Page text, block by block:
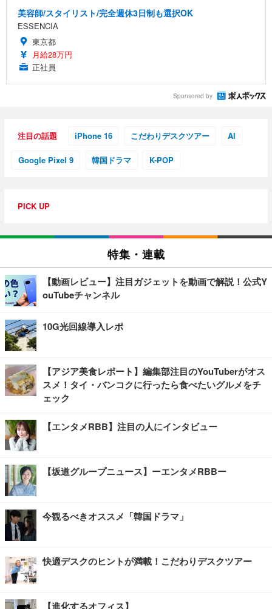
美容師/スタイリスト/完全週休3日制も選択OK
ESSENCIA
東京都
月給28万円
正社員
Sponsored by
注目の話題 iPhone 16 こだわりデスクツアー AI
Google Pixel 9 韓国ドラマ K-POP
PICK UP
特集・連載
【動画レビュー】注目ガジェットを動画で解説！公式Y
ouTubeチャンネル
10G光回線導入レポ
【アジア美食レポート】編集部注目のYouTuberがオス
スメ！タイ・バンコクに行ったら食べたいグルメをチ
ェック
【エンタメRBB】注目の人にインタビュー
【坂道グループニュース】ーエンタメRBBー
今観るべきオススメ「韓国ドラマ」
快適デスクのヒントが満載！こだわりデスクツアー
【進化するオフィス】